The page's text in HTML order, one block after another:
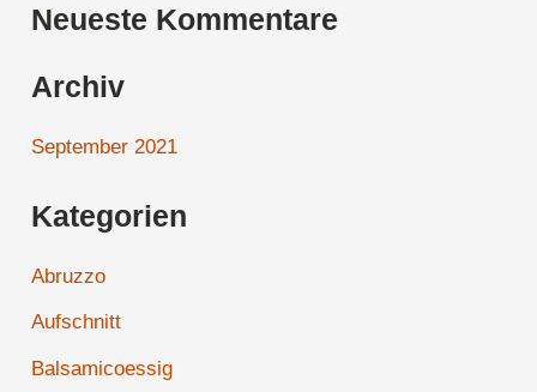
n
a
c
:
Neueste Kommentare
Archiv
September 2021
Kategorien
Abruzzo
Aufschnitt
Balsamicoessig